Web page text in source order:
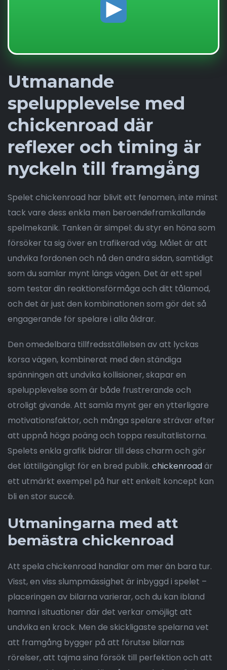
Utmanande
spelupplevelse med
chickenroad där
reflexer och timing är
nyckeln till framgång
Spelet chickenroad har blivit ett fenomen, inte minst
tack vare dess enkla men beroendeframkallande
spelmekanik. Tanken är simpel: du styr en höna som
försöker ta sig över en trafikerad väg. Målet är att
undvika fordonen och nå den andra sidan, samtidigt
som du samlar mynt längs vägen. Det är ett spel
som testar din reaktionsförmåga och ditt tålamod,
och det är just den kombinationen som gör det så
engagerande för spelare i alla åldrar.
Den omedelbara tillfredsställelsen av att lyckas
korsa vägen, kombinerat med den ständiga
spänningen att undvika kollisioner, skapar en
spelupplevelse som är både frustrerande och
otroligt givande. Att samla mynt ger en ytterligare
motivationsfaktor, och många spelare strävar efter
att uppnå höga poäng och toppa resultatlistorna.
Spelets enkla grafik bidrar till dess charm och gör
det lättillgängligt för en bred publik. chickenroadär
ett utmärkt exempel på hur ett enkelt koncept kan
bli en stor succé.
Utmaningarna med att
bemästra chickenroad
Att spela chickenroad handlar om mer än bara tur.
Visst, en viss slumpmässighet är inbyggd i spelet –
placeringen av bilarna varierar, och du kan ibland
hamna i situationer där det verkar omöjligt att
undvika en krock. Men de skickligaste spelarna vet
att framgång bygger på att förutse bilarnas
rörelser, att tajma sina försök till perfektion och att